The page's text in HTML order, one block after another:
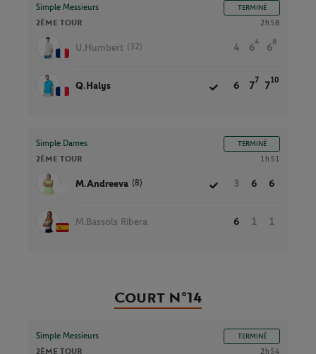
Simple Messieurs TERMINÉ
2ÈME TOUR 2h58
U.Humbert (32) 4 6
4
6
8
Q.Halys 6 7
7
7
10
Simple Dames TERMINÉ
2ÈME TOUR 1h51
M.Andreeva (8) 3 6 6
M.Bassols Ribera 6 1 1
Court N°14
Simple Messieurs TERMINÉ
2ÈME TOUR 2h54